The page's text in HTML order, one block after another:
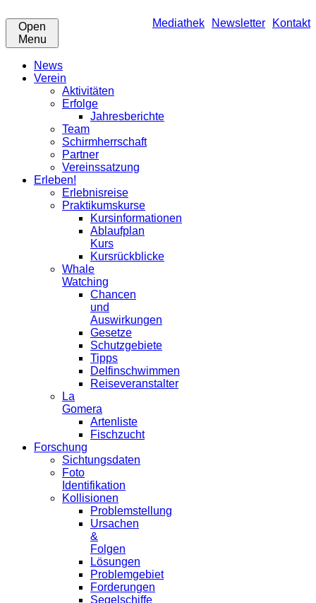
Mediathek Newsletter Kontakt
Open
Menu
News
Verein
Aktivitäten
Erfolge
Jahresberichte
Team
Schirmherrschaft
Partner
Vereinssatzung
Erleben!
Erlebnisreise
Praktikumskurse
Kursinformationen
Ablaufplan
Kurs
Kursrückblicke
Whale
Watching
Chancen
und
Auswirkungen
Gesetze
Schutzgebiete
Tipps
Delfinschwimmen
Reiseveranstalter
La
Gomera
Artenliste
Fischzucht
Forschung
Sichtungsdaten
Foto
Identifikation
Kollisionen
Problemstellung
Ursachen
&
Folgen
Lösungen
Problemgebiet
Forderungen
Segelschiffe